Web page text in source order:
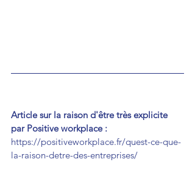
Article sur la raison d'être très explicite
par Positive workplace :
https://positiveworkplace.fr/quest-ce-que-
la-raison-detre-des-entreprises/